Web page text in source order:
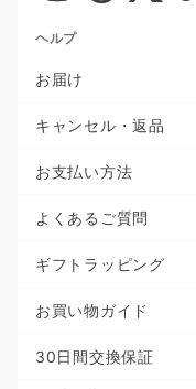
ヘルプ
お届け
キャンセル・返品
お支払い方法
よくあるご質問
ギフトラッピング
お買い物ガイド
30日間交換保証